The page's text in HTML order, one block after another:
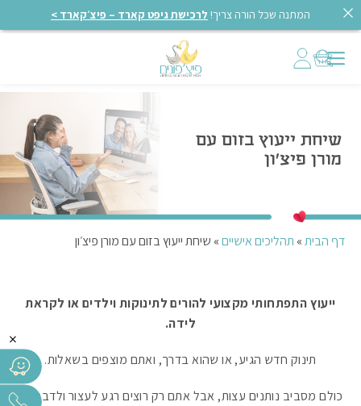
המתנה שכל הורה צריך! לרכישת גיפט קארד – פיצ׳קארד >
שיחת ייעוץ בזום עם
מורן פיצ׳ון
דף הבית» תהליכים אישיים» שיחת ייעוץ בזום עם מורן פיצ׳ון
ייעוץ התפתחותי מקצועי להורים לתינוקות וילדים או לקראת
לידה.
תינוק חדש הגיע, או שהוא בדרך, ואתם מוצפים בשאלות.
כולם מסביב נותנים עצות, אבל אתם רק רוצים רגע לעצור ולדבר עם
×